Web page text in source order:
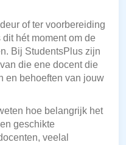
of ter voorbereiding
hét moment om de
Bij StudentsPlus zijn
die ene docent die
en behoeften van jouw
hoe belangrijk het
geschikte
veelal